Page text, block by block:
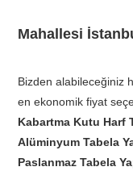
Mahallesi
Bizden alabileceğiniz
en ekonomik fiyat
Kabartma Kutu Harf
Alüminyum Tabela
Paslanmaz Tabela